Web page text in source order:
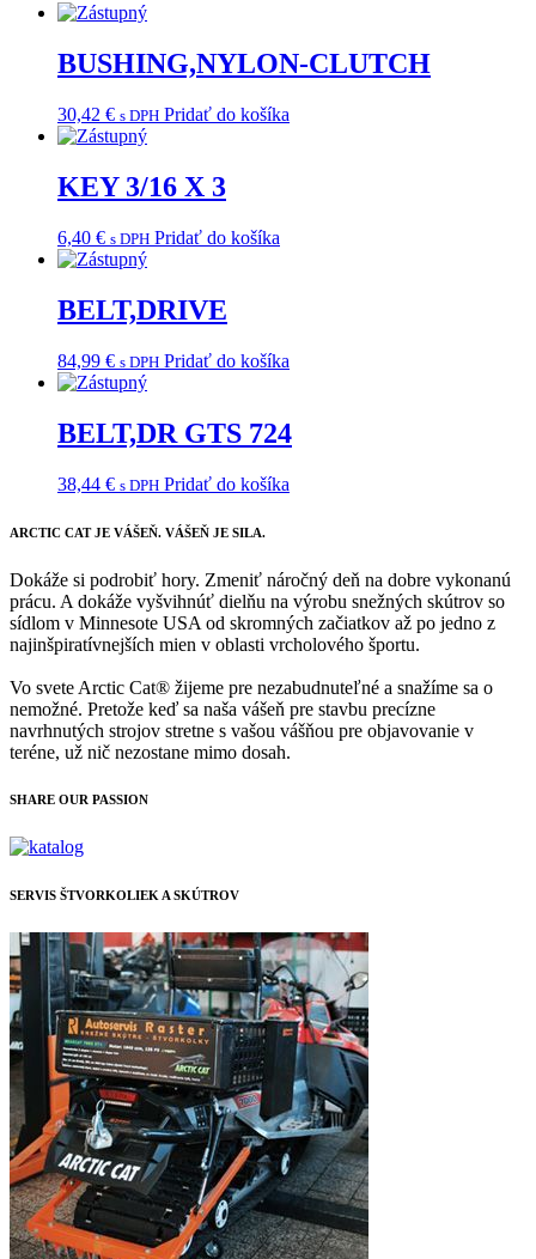
BUSHING,NYLON-CLUTCH
30,42 € s DPH Pridať do košíka
KEY 3/16 X 3
6,40 € s DPH Pridať do košíka
BELT,DRIVE
84,99 € s DPH Pridať do košíka
BELT,DR GTS 724
38,44 € s DPH Pridať do košíka
ARCTIC CATJE VÁŠEŇ. VÁŠEŇ JE SILA.
Dokáže si podrobiť hory. Zmeniť náročný deň na dobre vykonanú
prácu. A dokáže vyšvihnúť dielňu na výrobu snežných skútrov so
sídlom v Minnesote USA od skromných začiatkov až po jedno z
najinšpiratívnejších mien v oblasti vrcholového športu.
Vo svete Arctic Cat® žijeme pre nezabudnuteľné a snažíme sa o
nemožné. Pretože keď sa naša vášeň pre stavbu precízne
navrhnutých strojov stretne s vašou vášňou pre objavovanie v
teréne, už nič nezostane mimo dosah.
SHARE OUR PASSION
SERVIS ŠTVORKOLIEK A SKÚTROV